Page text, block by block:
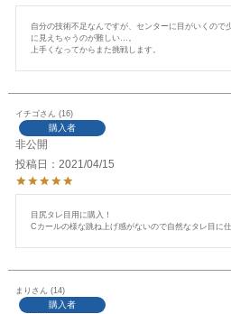
自分の技術不足なんですが、センターに目がいくので
に見えちゃうのが難しい…。
上手くなってからまた挑戦します。
イチゴ 16
購入者
非公開
投稿日
2021/04/15
目尻タレ目用に購入！
Cカールの様な跳ね上げ感がないので自然なタレ目に
まり 14
購入者